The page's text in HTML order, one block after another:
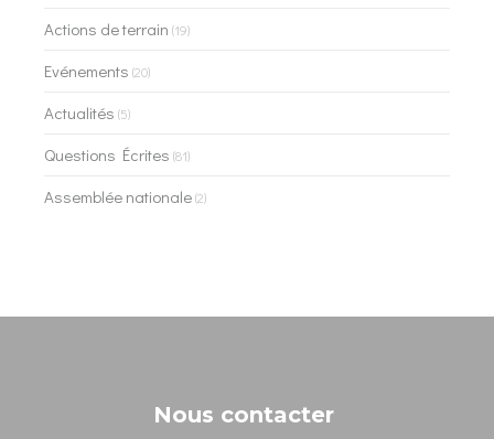
Actions de terrain (19)
Evénements (20)
Actualités (5)
Questions Écrites (81)
Assemblée nationale(2)
Nous contacter